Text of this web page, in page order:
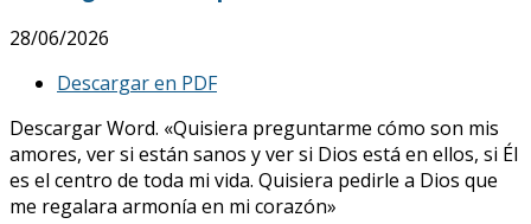
28/06/2026
Descargar en PDF
Descargar Word. «Quisiera preguntarme cómo son mis
amores, ver si están sanos y ver si Dios está en ellos, si Él
es el centro de toda mi vida. Quisiera pedirle a Dios que
me regalara armonía en mi corazón»